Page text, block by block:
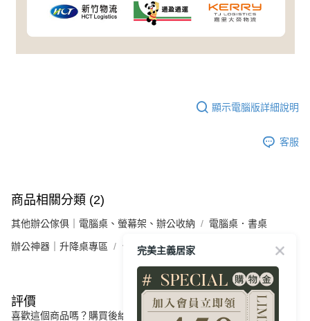
顯示電腦版詳細說明
客服
商品相關分類 (2)
其他辦公傢俱｜電腦桌、螢幕架、辦公收納 電腦桌．書桌
辦公神器｜升降桌專區 台灣｜MOTTI 電動升降桌
評價
喜歡這個商品嗎？購買後給他一個好評吧
完美主義居家